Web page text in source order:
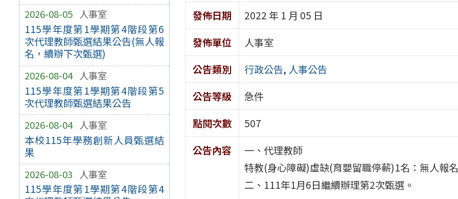
2026-08-05 人事室
115學年度第1學期第4階段第6
次代理教師甄選結果公告(無人報
名，續辦下次甄選)
2026-08-04 人事室
115學年度第1學期第4階段第5
次代理教師甄選結果公告
2026-08-04 人事室
本校115年學務創新人員甄選結
果
2026-08-03 人事室
115學年度第1學期第4階段第4
發佈日期
2022 年 1 月 05 日
發佈單位
人事室
公告類別
行政公告, 人事公告
公告等級
急件
點閱次數
507
公告內容
一、代理教師
特教(身心障礙)虛缺(育嬰留職停薪)1名：無人報名
二、111年1月6日繼續辦理第2次甄選。